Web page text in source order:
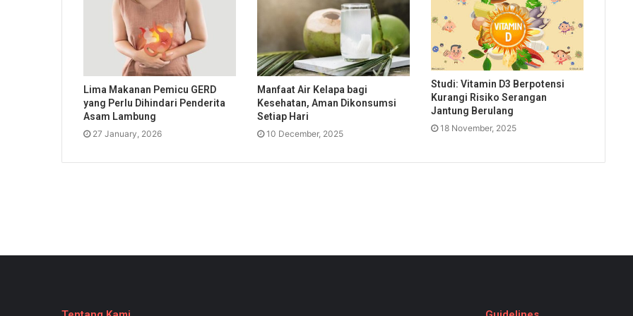
Lima Makanan Pemicu GERD
yang Perlu Dihindari Penderita
Asam Lambung
27 January, 2026
Manfaat Air Kelapa bagi
Kesehatan, Aman Dikonsumsi
Setiap Hari
10 December, 2025
Studi: Vitamin D3 Berpotensi
Kurangi Risiko Serangan
Jantung Berulang
18 November, 2025